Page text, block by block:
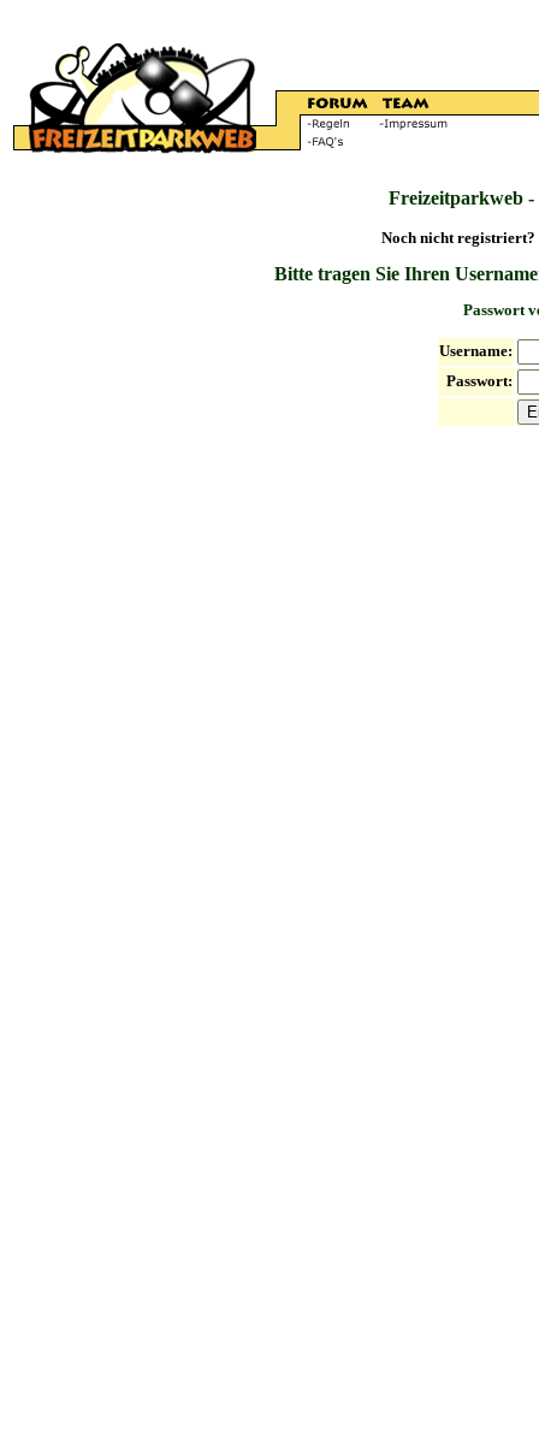
Freizeitparkweb
Noch nicht registriert?
Bitte tragen Sie Ihren
Passwort
Username:
Passwort: